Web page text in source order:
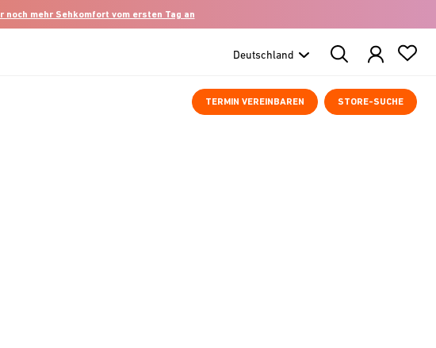
mehr Sehkomfort vom ersten Tag an
Search
Products
TERMIN VEREINBAREN STORE-SUCHE